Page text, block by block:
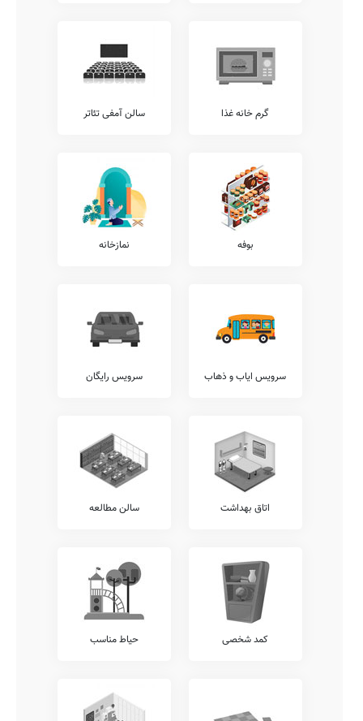
آزمون تیزهوشان، آموزش قرآن، آموزش کامپیوتر، آموزش لگو، کلاس های
محاسبات ذهنی ریاضی، و... شامل می شود.
آموزش خوشنویسی، آموزش های مهارتی، آموزش مهارت های زندگی،
کلاس های فوق برنامه درسی، آموزش موسیقی، کلاس های هوش و
شما می توانید جهت کسب اطلاع بیشتر در خصوص خدمات فوق برنامه
ارائه شده توسط مدرسه ماهور، با تلفن 88570206 مدرسه تماس حاصل
بر طبق دستورالعمل ها و ضوابط ارائه شده به مدارس کشور، مدارس
ساختار قامتی، معاینات دهان و دندان، شنوایی سنجی، بینایی سنجی،
معاینات پدیکلوزیس، و... با عوامل مدرسه {{gendar}} ماهور ارتباط برقرار
آکادمی زبان
وجود آکادمی های زبان متمایز از واحدهای درسی مصوب آموزش پرورش،
نظیر آکادمی های ترکی، روسی، عربی، آلمانی، انگلیسی، فرانسوی، و...
نقطه قوت مهمی برای مدارس خوب محسوب میشود. متاسفانه این مدرسه
در حال حاضر فاقد هرگونه آکادمی زبان مجزا می باشد.
خدمات متمایز دیگری را نیز با هدف افزایش روحیه نشاط و آرامش دانش
آموزان در محیط مدرسه شامل خدمات سامانه برگزاری کلاس های آنلاین
آموزشی، سامانه ارتباط آنلاین مدرسه با دانش آموز، برگزاری کارگاه های
ارتقای عملکرد کادر آموزشی، برگزاری اردوهای فرهنگی ورزشی رایگان، و...
شما می توانید اطلاعات بیشتر در خصوص موارد فوق الذکر و یا سایر
مستمر مشاوران تحصیلی با اولیاء، امکان امانت گذاری تبلت یا موبایل قبل
از شروع کلاس، و... را از کادر اجرایی این مدرسه پرس و جو نمایید.
گرم خانه غذا سالن آمفی تئاتر
بوفه نمازخانه
سرویس ایاب و ذهاب سرویس رایگان
اتاق بهداشت سالن مطالعه
کمد شخصی حیاط مناسب